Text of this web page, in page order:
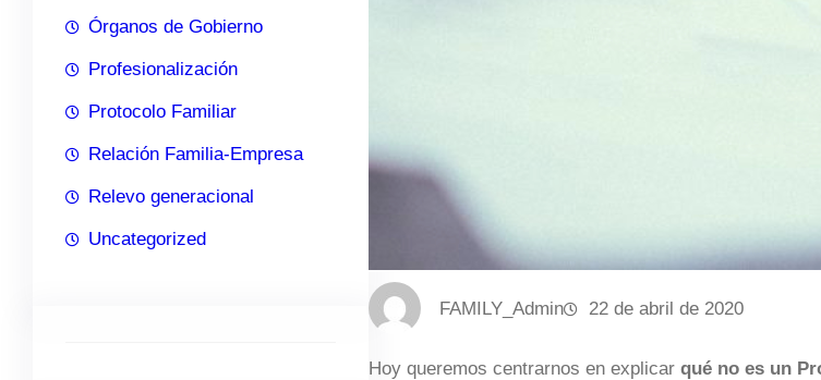
Órganos de Gobierno
Profesionalización
Protocolo Familiar
Relación Familia-Empresa
Relevo generacional
Uncategorized
FAMILY_Admin 22 de abril de 2020
Hoy queremos centrarnos en explicar qué no es un